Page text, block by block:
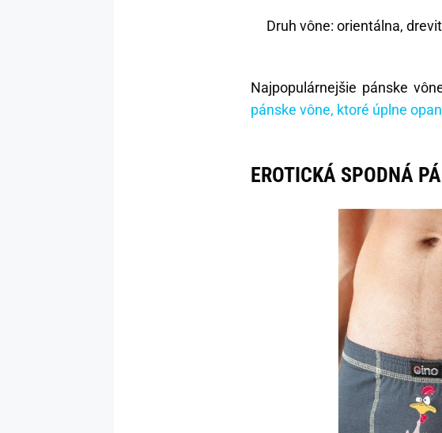
Druh vône: orientálna,
Najpopulárnejšie pánske
pánske vône, ktoré úplne
EROTICKÁ SPODNÁ